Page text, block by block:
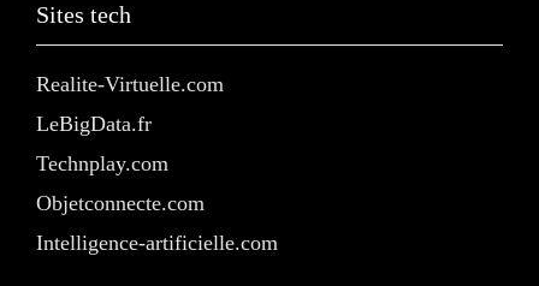
Sites tech
Realite-Virtuelle.com
LeBigData.fr
Technplay.com
Objetconnecte.com
Intelligence-artificielle.com